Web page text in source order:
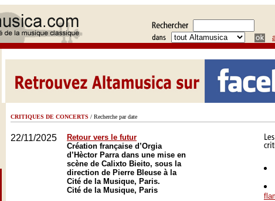
CRITIQUES DE CONCERTS / Recherche par date
22/11/2025
Retour vers le futur
Création française d’Orgia
d’Hèctor Parra dans une mise en
scène de Calixto Bieito, sous la
direction de Pierre Bleuse à la
Cité de la Musique, Paris.
Cité de la Musique, Paris